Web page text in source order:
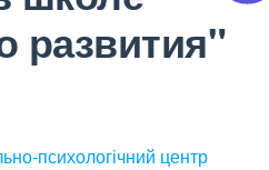
развития"
психологічний центр